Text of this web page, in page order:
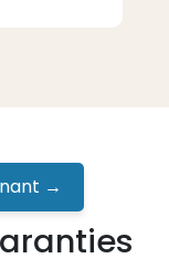
→